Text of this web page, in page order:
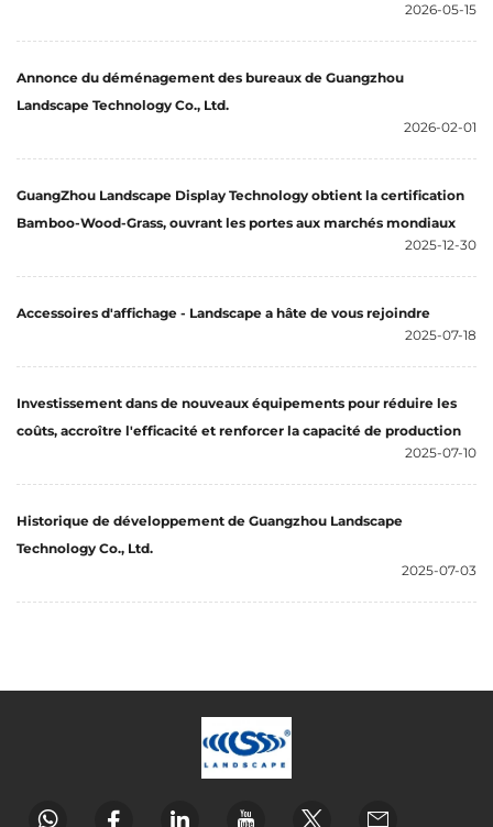
2026-05-15
Annonce du déménagement des bureaux de Guangzhou
Landscape Technology Co., Ltd.
2026-02-01
GuangZhou Landscape Display Technology obtient la certification
Bamboo-Wood-Grass, ouvrant les portes aux marchés mondiaux
2025-12-30
Accessoires d'affichage - Landscape a hâte de vous rejoindre
2025-07-18
Investissement dans de nouveaux équipements pour réduire les
coûts, accroître l'efficacité et renforcer la capacité de production
2025-07-10
Historique de développement de Guangzhou Landscape
Technology Co., Ltd.
2025-07-03